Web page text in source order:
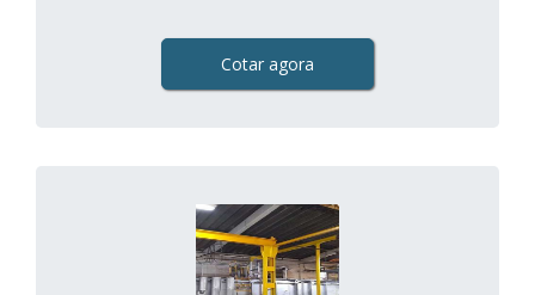
Cotar agora